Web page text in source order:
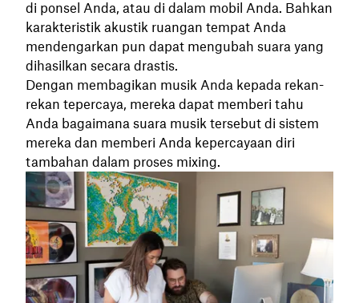
di ponsel Anda, atau di dalam mobil Anda. Bahkan
karakteristik akustik ruangan tempat Anda
mendengarkan pun dapat mengubah suara yang
dihasilkan secara drastis.
Dengan membagikan musik Anda kepada rekan-
rekan tepercaya, mereka dapat memberi tahu
Anda bagaimana suara musik tersebut di sistem
mereka dan memberi Anda kepercayaan diri
tambahan dalam proses mixing.